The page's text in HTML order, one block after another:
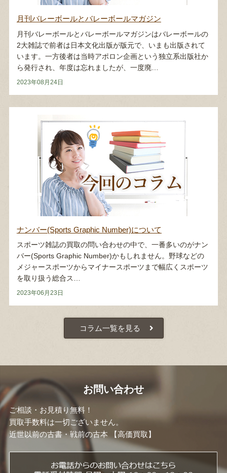
月刊バレーボールとバレーボールマガジン
月刊バレーボールとバレーボールマガジンはバレーボールの
2大雑誌で前者は日本文化出版が版元で、いまも出版されて
います。一方後者は当時アポロン企画という独立系出版社か
ら発行され、年度は忘れましたが、一度廃…
2023年08月24日
ナンバー(Sports Graphic Number)について
スポーツ雑誌の買取の問い合わせの中で、一番多いのがナン
バー(Sports Graphic Number)かもしれません。野球などの
メジャースポーツからマイナースポーツまで幅広くスポーツ
を取り扱う総合ス…
2023年06月23日
コラム一覧を見る
お問い合わせ
ご相談・お見積り無料！
買取手数料は一切ございません。
近世以前の古書・戦前の古本 【高価買取】